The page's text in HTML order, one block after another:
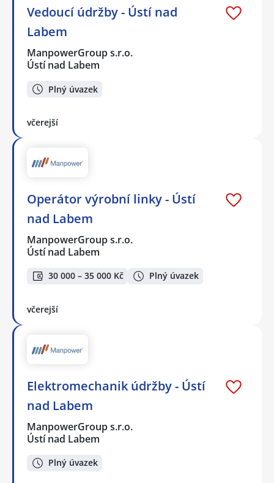
Vedoucí údržby - Ústí nad
Labem
ManpowerGroup s.r.o.
Ústí nad Labem
Plný úvazek
včerejší
Operátor výrobní linky - Ústí
nad Labem
ManpowerGroup s.r.o.
Ústí nad Labem
30 000 – 35 000 Kč Plný úvazek
včerejší
Elektromechanik údržby - Ústí
nad Labem
ManpowerGroup s.r.o.
Ústí nad Labem
Plný úvazek